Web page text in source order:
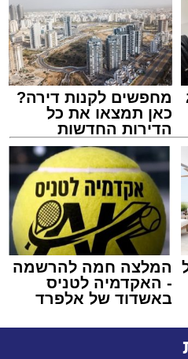
מחפשים לקנות דירה?
כאן תמצאו את כל
הדירות החדשות
למכירה באשדוד >>>
המלצה חמה להרשמה
- האקדמיה לטניס
באשדוד של אלפרד